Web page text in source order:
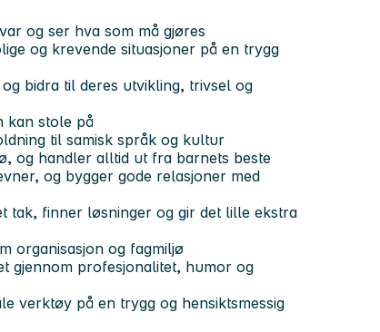
og ser hva som må gjøres
og krevende situasjoner på en trygg
bidra til deres utvikling, trivsel og
kan stole på
til samisk språk og kultur
og handler alltid ut fra barnets beste
og bygger gode relasjoner med
tak, finner løsninger og gir det lille ekstra
organisasjon og fagmiljø
gjennom profesjonalitet, humor og
verktøy på en trygg og hensiktsmessig